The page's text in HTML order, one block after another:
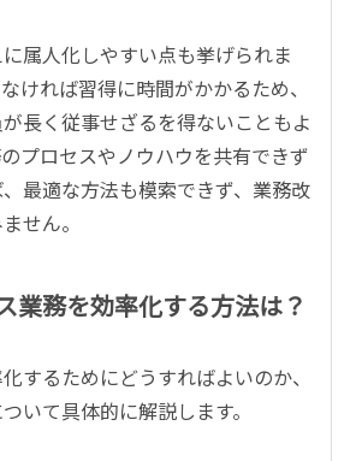
属人化しやすい点も挙げられま
ければ習得に時間がかかるため、
長く従事せざるを得ないこともよ
プロセスやノウハウを共有できず
最適な方法も模索できず、業務改
せん。
業務を効率化する方法は？
するためにどうすればよいのか、
いて具体的に解説します。